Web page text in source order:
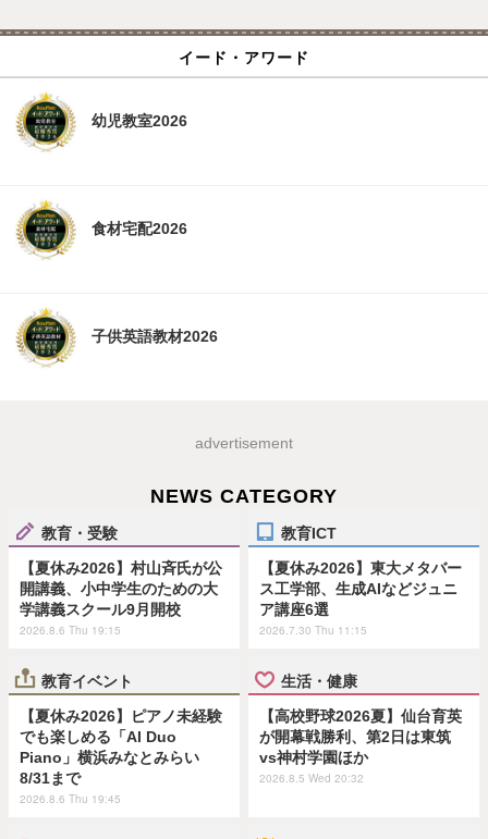
イード・アワード
幼児教室2026
食材宅配2026
子供英語教材2026
advertisement
NEWS CATEGORY
教育・受験
【夏休み2026】村山斉氏が公
開講義、小中学生のための大
学講義スクール9月開校
2026.8.6 Thu 19:15
教育ICT
【夏休み2026】東大メタバー
ス工学部、生成AIなどジュニ
ア講座6選
2026.7.30 Thu 11:15
教育イベント
【夏休み2026】ピアノ未経験
でも楽しめる「AI Duo
Piano」横浜みなとみらい
8/31まで
2026.8.6 Thu 19:45
生活・健康
【高校野球2026夏】仙台育英
が開幕戦勝利、第2日は東筑
vs神村学園ほか
2026.8.5 Wed 20:32